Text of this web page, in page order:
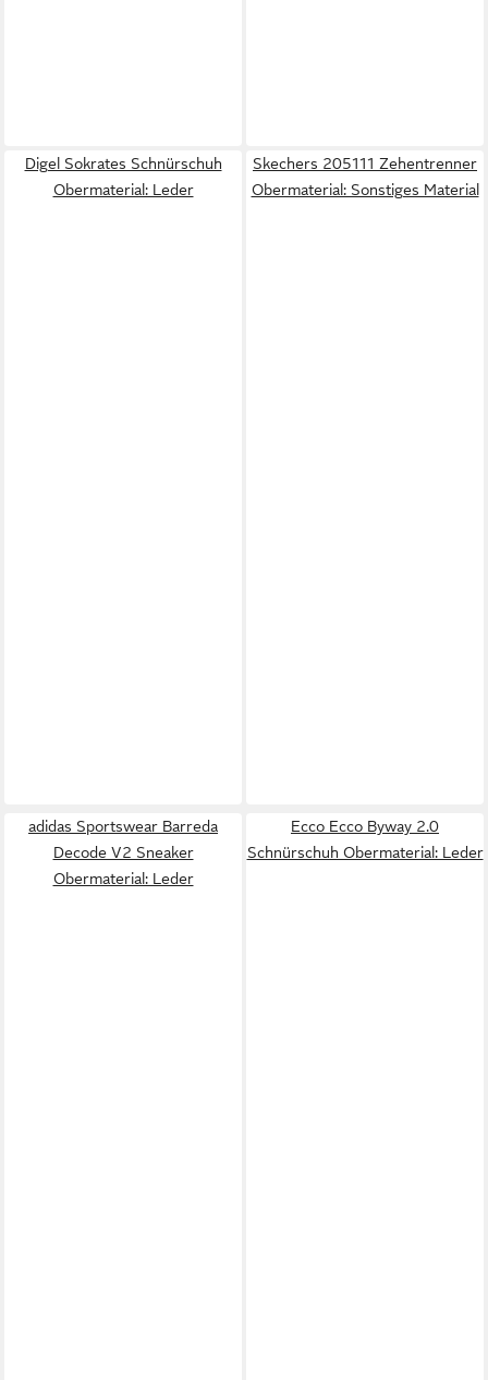
Digel Sokrates Schnürschuh
Obermaterial: Leder
Skechers 205111 Zehentrenner
Obermaterial: Sonstiges Material
adidas Sportswear Barreda
Decode V2 Sneaker
Obermaterial: Leder
Ecco Ecco Byway 2.0
Schnürschuh Obermaterial: Leder